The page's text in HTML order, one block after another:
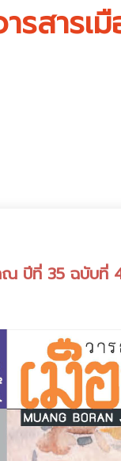
ารสาร
ณ ปีที่ 35 ฉบับที่